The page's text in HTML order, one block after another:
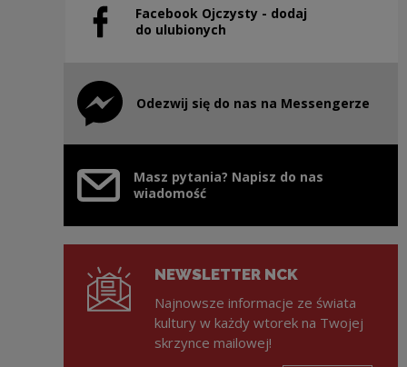
Facebook Ojczysty - dodaj
do ulubionych
Uwaga, link zostanie otwarty w nowym oknie
Odezwij się do nas na Messengerze
Uwaga, link zostanie otwarty w nowym oknie
Masz pytania? Napisz do nas
wiadomość
NEWSLETTER NCK
Najnowsze informacje ze świata
kultury w każdy wtorek na Twojej
skrzynce mailowej!